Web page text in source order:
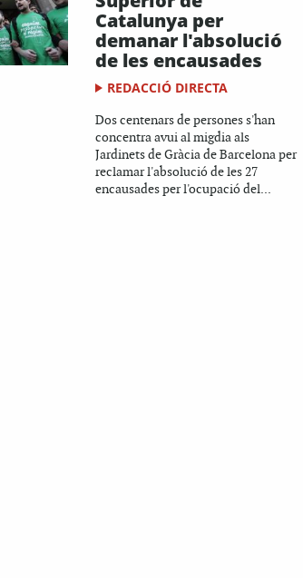
Catalunya per
demanar l'absolució
de les encausades
REDACCIÓ DIRECTA
Dos centenars de persones s'han
concentra avui al migdia als
Jardinets de Gràcia de Barcelona per
reclamar l'absolució de les 27
encausades per l'ocupació del...